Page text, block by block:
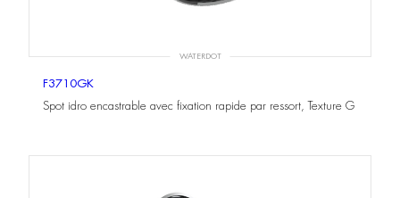
WATERDOT
F3710GK
Spot idro encastrable avec fixation rapide par ressort, Texture G